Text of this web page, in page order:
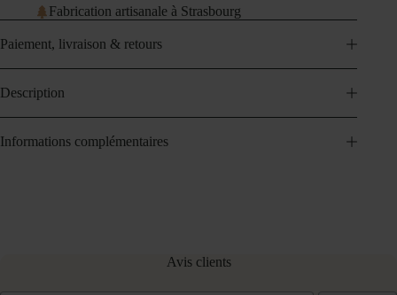
Fabrication artisanale à Strasbourg
Paiement, livraison & retours
Description
Informations complémentaires
Avis clients